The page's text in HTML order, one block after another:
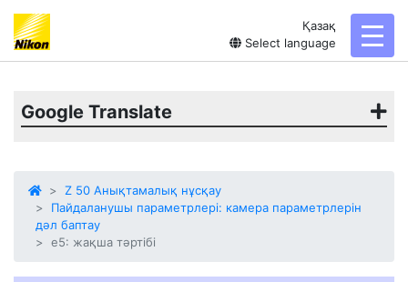
Қазақ
Select language
Google Translate
Z 50 Анықтамалық нұсқау
Пайдаланушы параметрлері: камера параметрлерін
дәл баптау
e5: жақша тәртібі